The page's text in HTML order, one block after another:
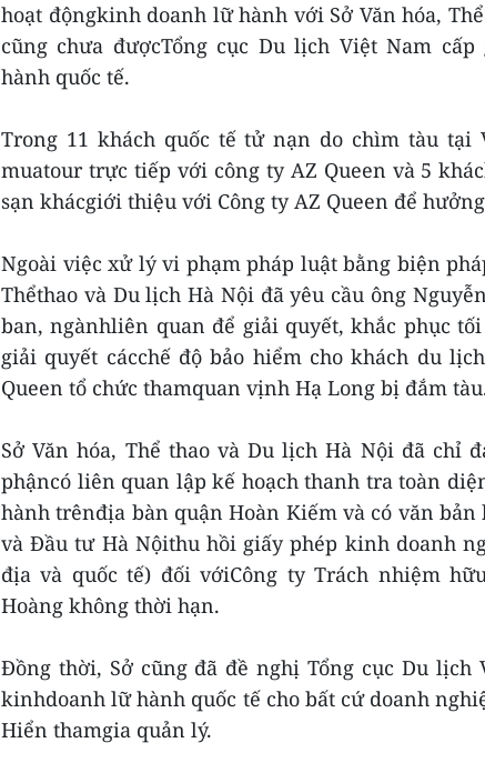
hoạt độngkinh doanh lữ hành với Sở Văn hóa,
cũng chưa đượcTổng cục Du lịch Việt Nam
hành quốc tế.
Trong 11 khách quốc tế tử nạn do chìm tàu tại
muatour trực tiếp với công ty AZ Queen và 5
sạn khácgiới thiệu với Công ty AZ Queen để
Ngoài việc xử lý vi phạm pháp luật bằng biện
Thểthao và Du lịch Hà Nội đã yêu cầu ông
ban, ngànhliên quan để giải quyết, khắc phục
giải quyết cácchế độ bảo hiểm cho khách du
Queen tổ chức thamquan vịnh Hạ Long bị đắm
Sở Văn hóa, Thể thao và Du lịch Hà Nội đã chỉ
phậncó liên quan lập kế hoạch thanh tra toàn
hành trênđịa bàn quận Hoàn Kiếm và có văn
và Đầu tư Hà Nộithu hồi giấy phép kinh doanh
địa và quốc tế) đối vớiCông ty Trách nhiệm
Hoàng không thời hạn.
Đồng thời, Sở cũng đã đề nghị Tổng cục Du lịch
kinhdoanh lữ hành quốc tế cho bất cứ doanh
Hiển thamgia quản lý.